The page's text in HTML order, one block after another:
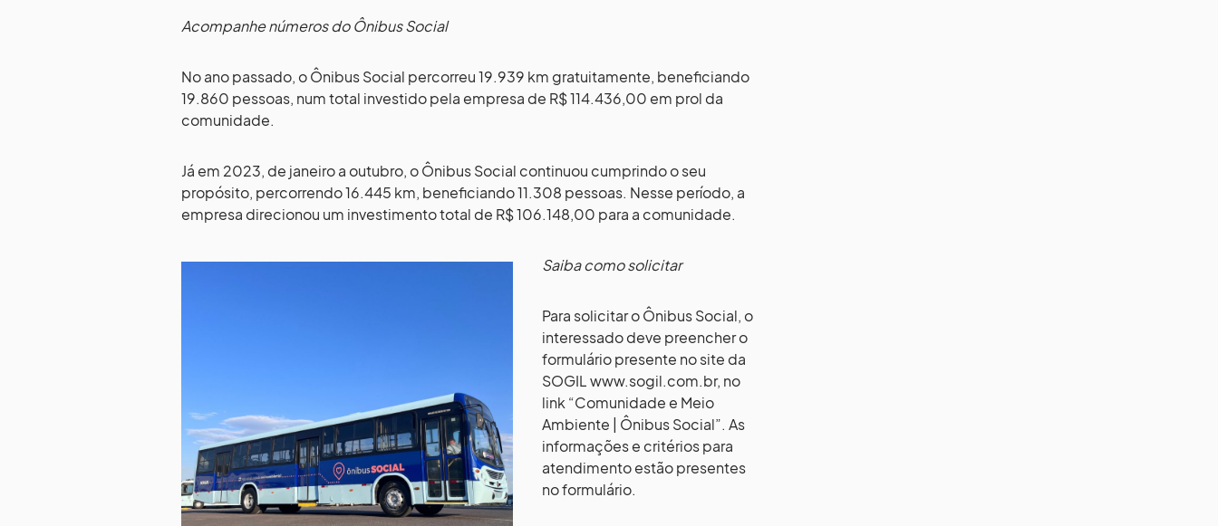
Acompanhe números do Ônibus Social
No ano passado, o Ônibus Social percorreu 19.939 km gratuitamente, beneficiando
19.860 pessoas, num total investido pela empresa de R$ 114.436,00 em prol da
comunidade.
Já em 2023, de janeiro a outubro, o Ônibus Social continuou cumprindo o seu
propósito, percorrendo 16.445 km, beneficiando 11.308 pessoas. Nesse período, a
empresa direcionou um investimento total de R$ 106.148,00 para a comunidade.
Saiba como solicitar
Para solicitar o Ônibus Social, o
interessado deve preencher o
formulário presente no site da
SOGIL www.sogil.com.br, no
link “Comunidade e Meio
Ambiente | Ônibus Social”. As
informações e critérios para
atendimento estão presentes
no formulário.